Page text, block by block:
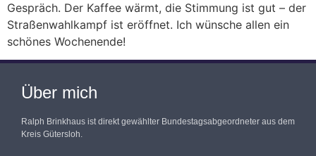
Gespräch. Der Kaffee wärmt, die Stimmung ist gut – der
Straßenwahlkampf ist eröffnet. Ich wünsche allen ein
schönes Wochenende!
Über mich
Ralph Brinkhaus ist direkt gewählter Bundestagsabgeordneter aus dem
Kreis Gütersloh.